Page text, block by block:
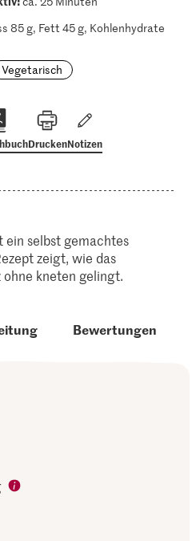
85 g, Fett 45 g, Kohlenhydrate
Vegetarisch
DruckenNotizen
ein selbst gemachtes
zeigt, wie das
kneten gelingt.
Bewertungen